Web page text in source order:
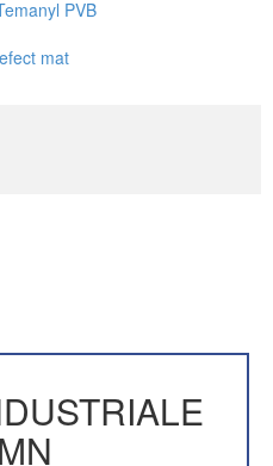
PVB
mat